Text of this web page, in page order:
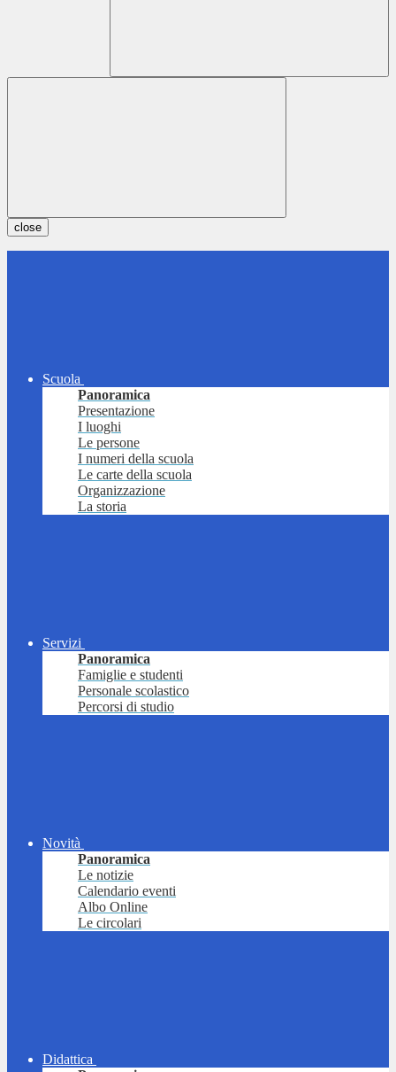
close
Scuola
Panoramica
Presentazione
I luoghi
Le persone
I numeri della scuola
Le carte della scuola
Organizzazione
La storia
Servizi
Panoramica
Famiglie e studenti
Personale scolastico
Percorsi di studio
Novità
Panoramica
Le notizie
Calendario eventi
Albo Online
Le circolari
Didattica